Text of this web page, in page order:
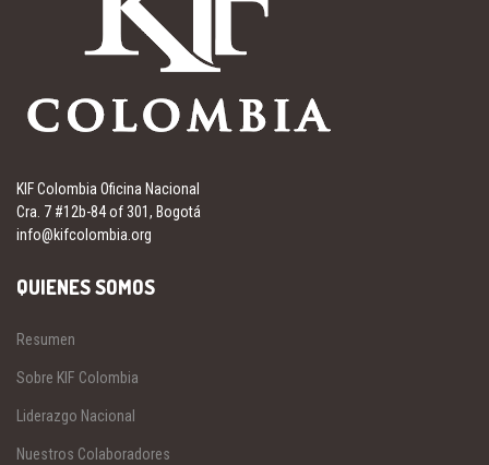
KIF Colombia Oficina Nacional
Cra. 7 #12b-84 of 301, Bogotá
info@kifcolombia.org
QUIENES SOMOS
Resumen
Sobre KIF Colombia
Liderazgo Nacional
Nuestros Colaboradores